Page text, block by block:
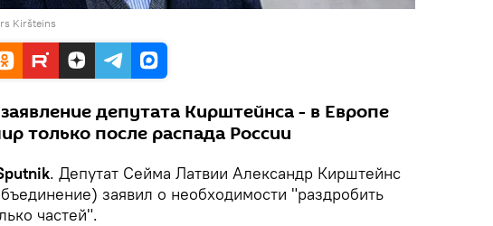
Kiršteins
депутата Кирштейнса - в Европе
только после распада России
. Депутат Сейма Латвии Александр Кирштейнс
заявил о необходимости "раздробить
частей".